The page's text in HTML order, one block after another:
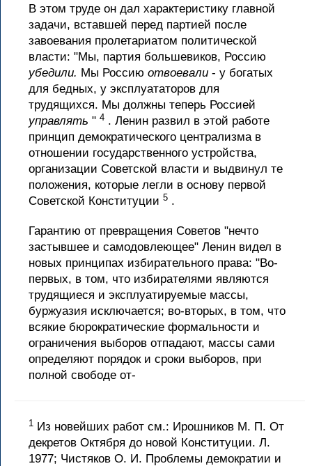
В этом труде он дал характеристику главной
задачи, вставшей перед партией после
завоевания пролетариатом политической
власти: "Мы, партия большевиков, Россию
убедили. Мы Россию отвоевали - у богатых
для бедных, у эксплуататоров для
трудящихся. Мы должны теперь Россией
управлять " 4 . Ленин развил в этой работе
принцип демократического централизма в
отношении государственного устройства,
организации Советской власти и выдвинул те
положения, которые легли в основу первой
Советской Конституции 5 .
Гарантию от превращения Советов "нечто
застывшее и самодовлеющее" Ленин видел в
новых принципах избирательного права: "Во-
первых, в том, что избирателями являются
трудящиеся и эксплуатируемые массы,
буржуазия исключается; во-вторых, в том, что
всякие бюрократические формальности и
ограничения выборов отпадают, массы сами
определяют порядок и сроки выборов, при
полной свободе от-
1
Из новейших работ см.: Ирошников М. П. От
декретов Октября до новой Конституции. Л.
1977; Чистяков О. И. Проблемы демократии и